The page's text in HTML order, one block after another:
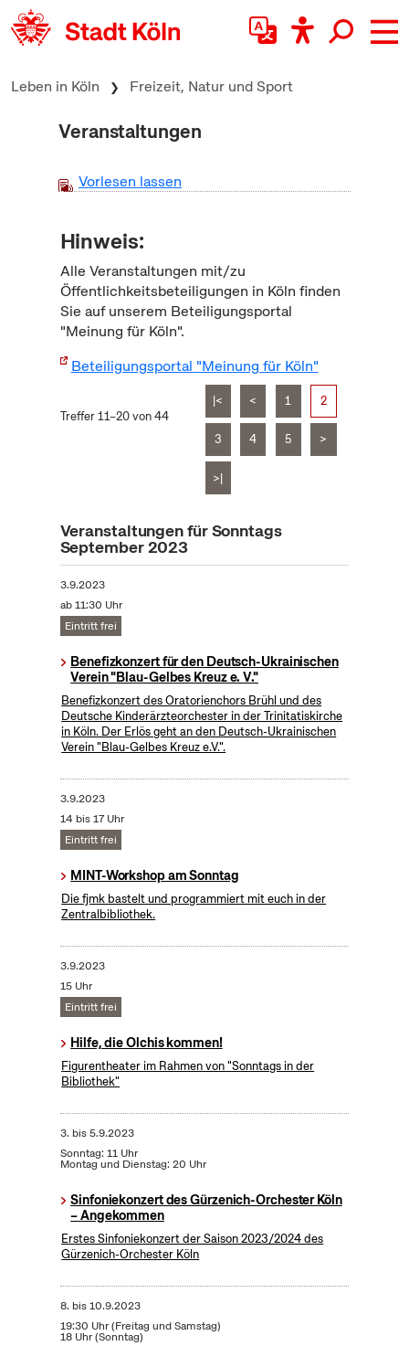
zum Inhalt springen
Leben in Köln Freizeit, Natur und Sport
Veranstaltungen
Vorlesen lassen
Hinweis:
Alle Veranstaltungen mit/zu
Öffentlichkeitsbeteiligungen in Köln finden
Sie auf unserem Beteiligungsportal
"Meinung für Köln".
Beteiligungsportal "Meinung für Köln"
Treffer 11–20 von 44
|< < 1 2
3 4 5 >
>|
Veranstaltungen für Sonntags
September 2023
3.9.2023
ab 11:30 Uhr
Eintritt frei
Benefizkonzert für den Deutsch-Ukrainischen
Verein "Blau-Gelbes Kreuz e. V."
Benefizkonzert des Oratorienchors Brühl und des
Deutsche Kinderärzteorchester in der Trinitatiskirche
in Köln. Der Erlös geht an den Deutsch-Ukrainischen
Verein "Blau-Gelbes Kreuz e.V.".
3.9.2023
14 bis 17 Uhr
Eintritt frei
MINT-Workshop am Sonntag
Die fjmk bastelt und programmiert mit euch in der
Zentralbibliothek.
3.9.2023
15 Uhr
Eintritt frei
Hilfe, die Olchis kommen!
Figurentheater im Rahmen von "Sonntags in der
Bibliothek"
3. bis5.9.2023
Sonntag: 11 Uhr
Montag und Dienstag: 20 Uhr
Sinfoniekonzert des Gürzenich-Orchester Köln
– Angekommen
Erstes Sinfoniekonzert der Saison 2023/2024 des
Gürzenich-Orchester Köln
8. bis10.9.2023
19:30 Uhr (Freitag und Samstag)
18 Uhr (Sonntag)